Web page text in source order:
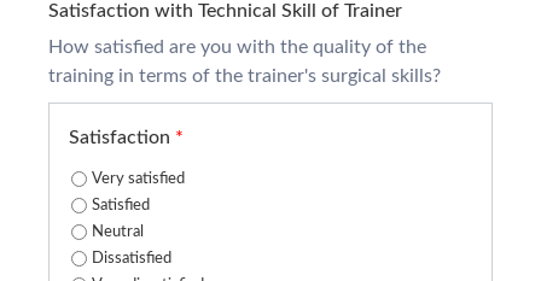
Satisfaction with Technical Skill of Trainer
How satisfied are you with the quality of the
training in terms of the trainer's surgical skills?
Satisfaction *
Very satisfied
Satisfied
Neutral
Dissatisfied